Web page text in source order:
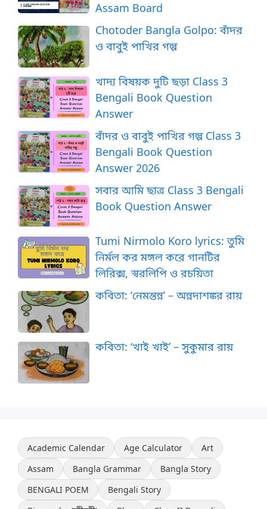
Assam Board
Chotoder Bangla Golpo: বাঁদর
ও বাবুই পাখির গল্প
খাদ্য বিষয়ক দুটি ছড়া Class 3
Bengali Book Question
Answer
বাঁদর ও বাবুই পাখির গল্প Class 3
Bengali Book Question
Answer 2026
সবার আমি ছাত্র Class 3 Bengali
Book Question Answer
Tumi Nirmolo Koro lyrics: তুমি
নির্মল কর মঙ্গল করে গানটির
লিরিক্স, স্বরলিপি ও রচয়িতা
কবিতা: ‘নেমন্তন্ন’ – অন্নদাশঙ্কর রায়
কবিতা: ‘খাই খাই’ – সুকুমার রায়
Academic Calendar Age Calculator
Art
Assam
Bangla Grammar
Bangla Story
BENGALI POEM
Bengali Story